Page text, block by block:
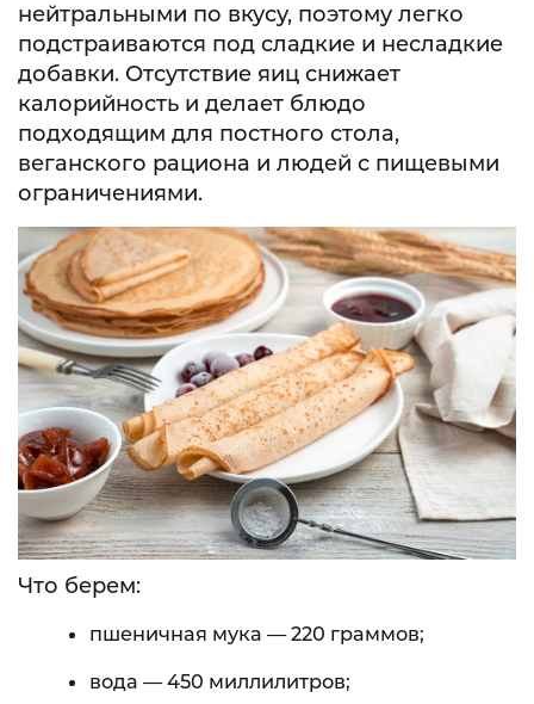
нейтральными по вкусу, поэтому легко
подстраиваются под сладкие и несладкие
добавки. Отсутствие яиц снижает
калорийность и делает блюдо
подходящим для постного стола,
веганского рациона и людей с пищевыми
ограничениями.
Что берем:
пшеничная мука — 220 граммов;
вода — 450 миллилитров;